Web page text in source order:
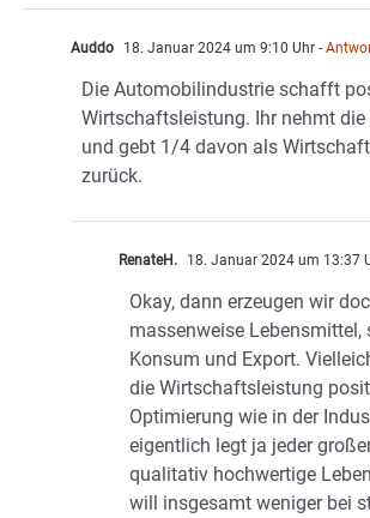
Auddo 18. Januar 2024 um 9:10 Uhr -
Die Automobilindustrie schafft
Wirtschaftsleistung. Ihr nehmt
und gebt 1/4 davon als
zurück.
RenateH. 18. Januar 2024 um 13:37
Okay, dann erzeugen wir
massenweise Lebensmittel,
Konsum und Export.
die Wirtschaftsleistung
Optimierung wie in der
eigentlich legt ja jeder
qualitativ hochwertige
will insgesamt weniger bei